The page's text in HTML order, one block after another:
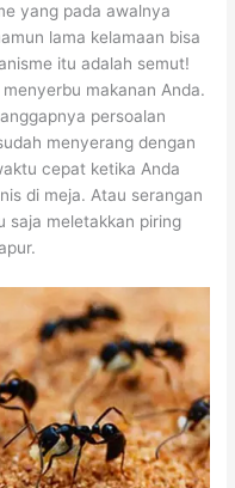
yang pada awalnya
lama kelamaan bisa
itu adalah semut!
makanan Anda.
persoalan
menyerang dengan
cepat ketika Anda
di meja. Atau serangan
saja meletakkan piring